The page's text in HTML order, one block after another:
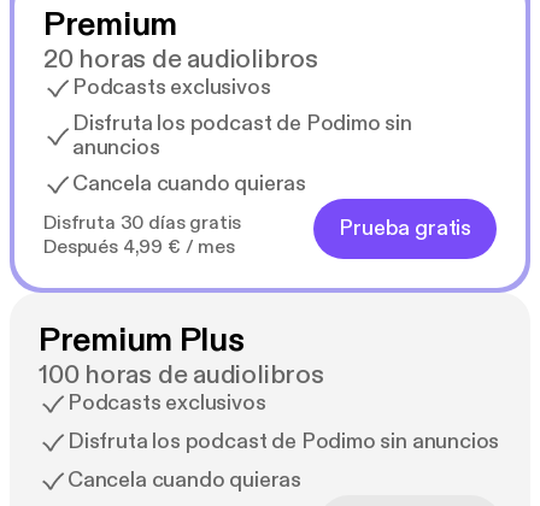
Premium
20 horas de audiolibros
Podcasts exclusivos
Disfruta los podcast de Podimo sin
anuncios
Cancela cuando quieras
Disfruta 30 días gratis
Después 4,99 € / mes
Prueba gratis
Premium Plus
100 horas de audiolibros
Podcasts exclusivos
Disfruta los podcast de Podimo sin anuncios
Cancela cuando quieras